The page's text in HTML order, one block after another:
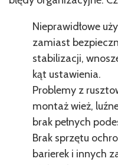
Nieprawidłowe
zamiast
stabilizacji,
kąt ustawienia.
Problemy z
montaż wież,
brak pełnych
Brak sprzętu
barierek i innych